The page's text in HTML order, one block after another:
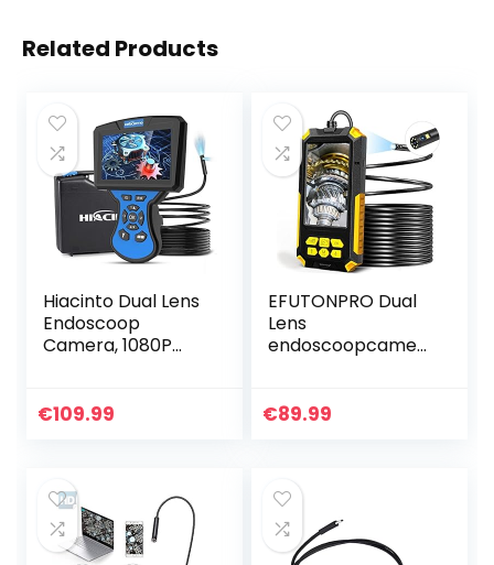
Related Products
Hiacinto Dual Lens
Endoscoop
Camera, 1080P
met 5mm Ultra
€109.99
EFUTONPRO Dual
Lens
endoscoopcamer
inspectiecamera,
€89.99